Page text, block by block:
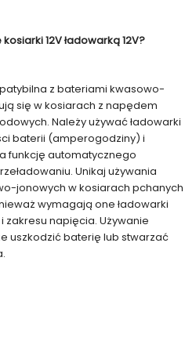
12V ładowarką 12V?
z bateriami kwasowo-
się w kosiarach z napędem
Należy używać ładowarki
baterii (amperogodziny) i
funkcję automatycznego
Unikaj używania
jonowych w kosiarach pchanych
wymagają one ładowarki
napięcia. Używanie
uszkodzić baterię lub stwarzać